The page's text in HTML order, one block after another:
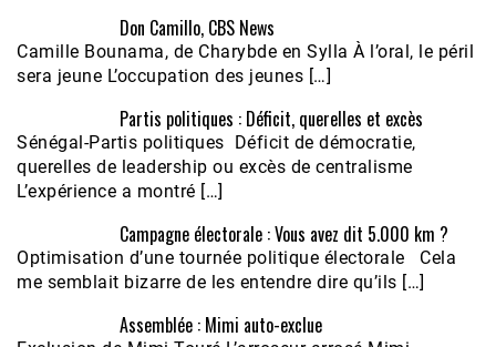
Don Camillo, CBS News
Camille Bounama, de Charybde en Sylla À l’oral, le péril
sera jeune L’occupation des jeunes […]
Partis politiques : Déficit, querelles et excès
Sénégal-Partis politiques Déficit de démocratie,
querelles de leadership ou excès de centralisme
L’expérience a montré […]
Campagne électorale : Vous avez dit 5.000 km ?
Optimisation d’une tournée politique électorale Cela
me semblait bizarre de les entendre dire qu’ils […]
Assemblée : Mimi auto-exclue